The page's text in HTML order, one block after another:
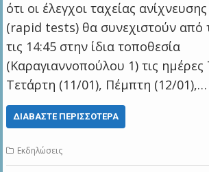
ότι οι έλεγχοι ταχείας
(rapid tests) θα συνεχιστούν από
τις 14:45 στην ίδια τοποθεσία
(Καραγιαννοπούλου 1) τις ημέρες
Τετάρτη (11/01), Πέμπτη (12/01),…
ΔΙΑΒΆΣΤΕ ΠΕΡΙΣΣΌΤΕΡΑ
Εκδηλώσεις